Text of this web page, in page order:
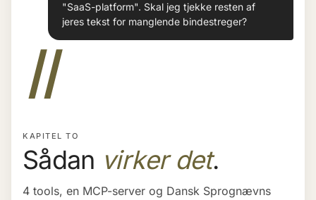
"SaaS-platform". Skal jeg tjekke resten af
jeres tekst for manglende bindestreger?
II
KAPITEL TO
Sådan virker det.
4 tools, en MCP-server og Dansk Sprognævns